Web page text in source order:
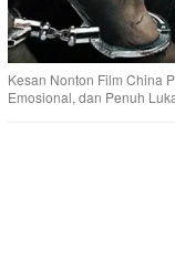
Kesan Nonton Film China
Emosional, dan Penuh